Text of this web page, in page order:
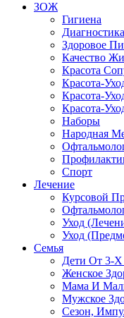
ЗОЖ
Гигиена
Диагностика
Здоровое
Качество
Красота
Красота-
Красота-
Красота-
Наборы
Народная
Спорт
Лечение
Курсовой
Уход
Уход
Семья
Дети От 3-Х
Женское
Мама И
Мужское
Сезон,